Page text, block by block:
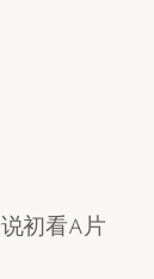
初看A片